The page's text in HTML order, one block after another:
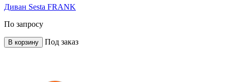
Диван Sesta FRANK
По запросу
В корзину Под заказ